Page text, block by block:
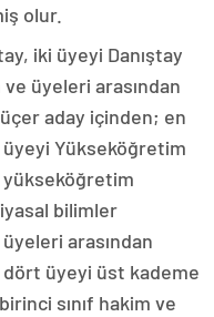
olur.
iki üyeyi Danıştay
üyeleri arasından
aday içinden; en
Yükseköğretim
bilimler
arasından
üyeyi üst kademe
sınıf hakim ve